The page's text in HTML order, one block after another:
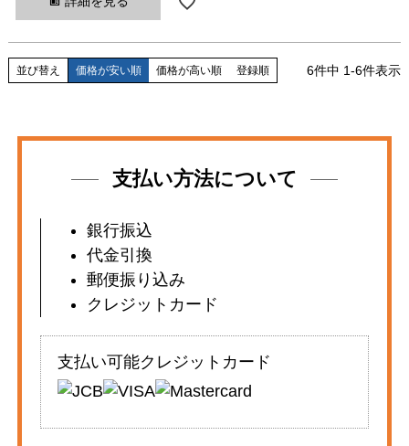
並び替え 価格が安い順 価格が高い順 登録順 6件中 1-6件表示
支払い方法について
銀行振込
代金引換
郵便振り込み
クレジットカード
支払い可能クレジットカード